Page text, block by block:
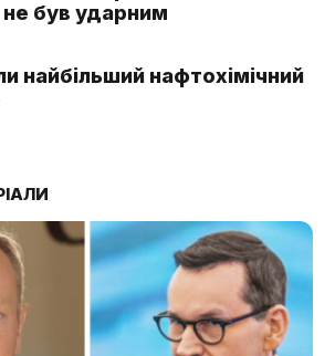
був ударним
найбільший нафтохімічний